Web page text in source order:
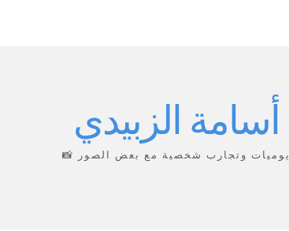
أسامة الزبيدي
يوميات وتجارب شخصية مع بعض الصور 📸